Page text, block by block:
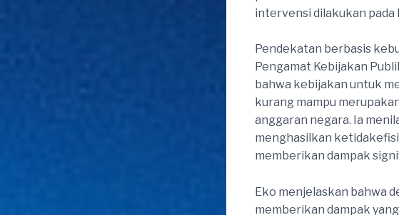
intervensi dilakukan
Pendekatan berbasis
Pengamat Kebijakan
bahwa kebijakan untuk
kurang mampu
anggaran negara. Ia
menghasilkan
memberikan dampak
Eko menjelaskan bahwa
memberikan dampak